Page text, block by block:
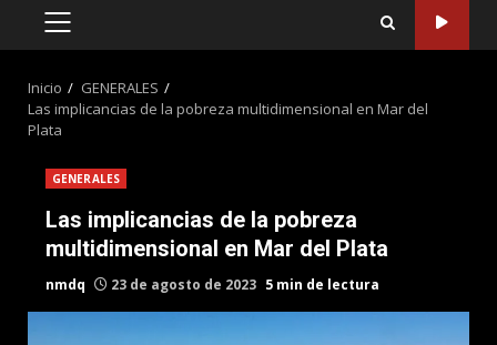
MENÚ
Inicio
GENERALES
Las implicancias de la pobreza multidimensional en Mar del
Plata
GENERALES
Las implicancias de la pobreza
multidimensional en Mar del Plata
nmdq 23 de agosto de 2023 5 min de lectura